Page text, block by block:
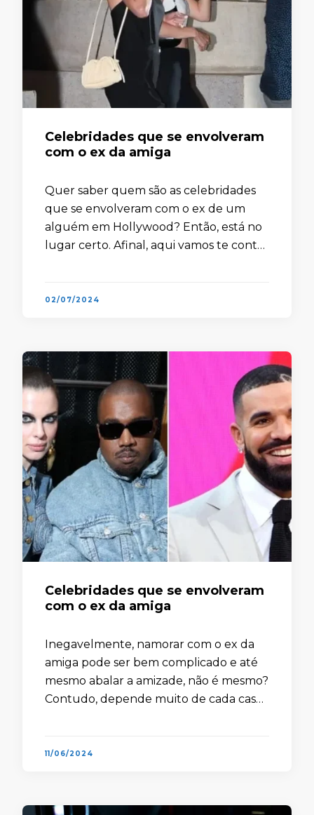
Celebridades que se envolveram
com o ex da amiga
Quer saber quem são as celebridades
que se envolveram com o ex de um
alguém em Hollywood? Então, está no
lugar certo. Afinal, aqui vamos te contar
02/07/2024
Celebridades que se envolveram
com o ex da amiga
Inegavelmente, namorar com o ex da
amiga pode ser bem complicado e até
mesmo abalar a amizade, não é mesmo?
Contudo, depende muito de cada caso.
11/06/2024